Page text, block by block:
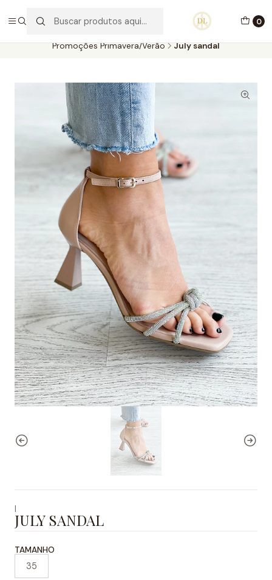
0
PORTES GRÁTIS ACIMA DE 70€ PORTUGAL CONTINENTAL
Promoções Primavera/Verão
July sandal
|
JULY SANDAL
TAMANHO
35